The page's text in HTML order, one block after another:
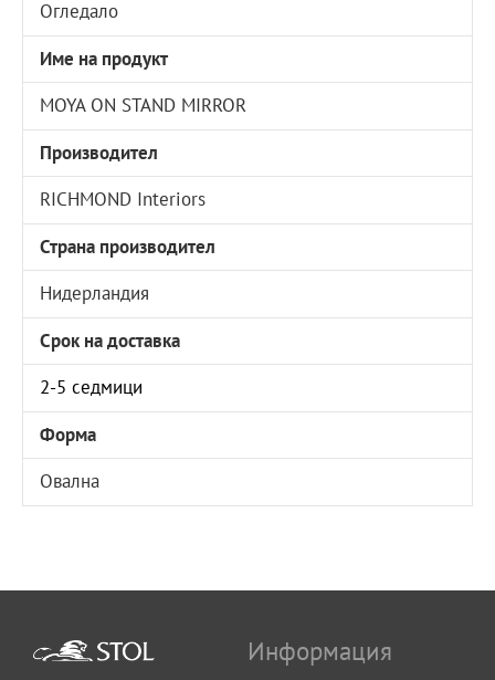
Огледало
Име на продукт
MOYA ON STAND MIRROR
Производител
RICHMOND Interiors
Страна производител
Нидерландия
Срок на доставка
2-5 седмици
Форма
Овална
Информация